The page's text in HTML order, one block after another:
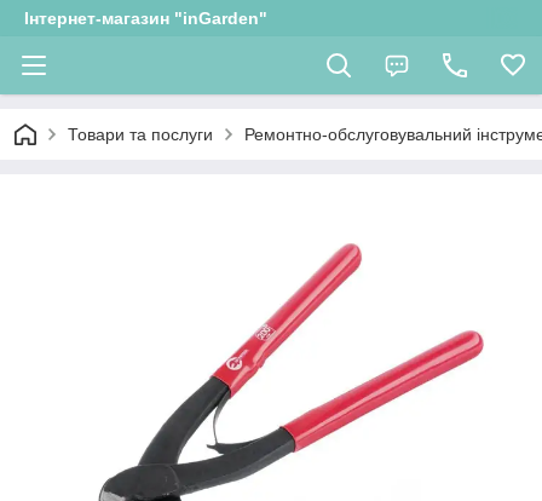
Інтернет-магазин "inGarden"
Товари та послуги Ремонтно-обслуговувальний